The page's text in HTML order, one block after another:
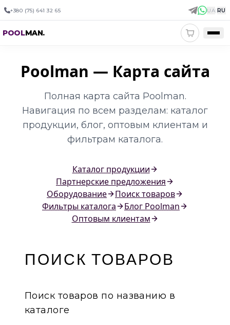
+380 (75) 641 32 65 UA|RU
POOLMAN.
Poolman — Карта сайта
Полная карта сайта Poolman.
Навигация по всем разделам: каталог
продукции, блог, оптовым клиентам и
фильтрам каталога.
Каталог продукции
Партнерские предложения
Оборудование
Поиск товаров
Фильтры каталога
Блог Poolman
Оптовым клиентам
ПОИСК ТОВАРОВ
Поиск товаров по названию в
каталоге